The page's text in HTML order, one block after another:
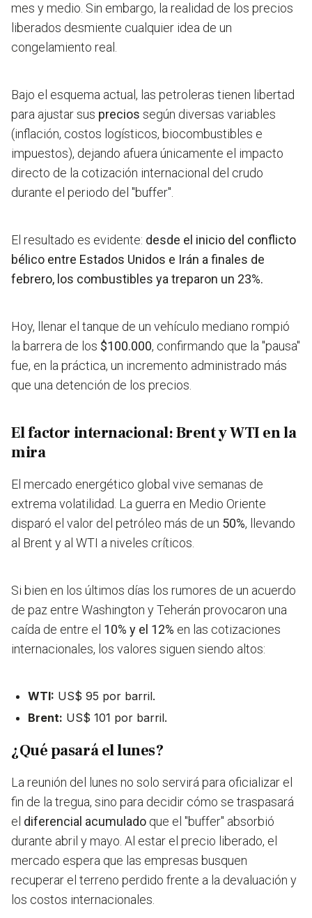
mes y medio. Sin embargo, la realidad de los precios
liberados desmiente cualquier idea de un
congelamiento real.
Bajo el esquema actual, las petroleras tienen libertad
para ajustar sus precios según diversas variables
(inflación, costos logísticos, biocombustibles e
impuestos), dejando afuera únicamente el impacto
directo de la cotización internacional del crudo
durante el periodo del "buffer".
El resultado es evidente: desde el inicio del conflicto
bélico entre Estados Unidos e Irán a finales de
febrero, los combustibles ya treparon un 23%.
Hoy, llenar el tanque de un vehículo mediano rompió
la barrera de los $100.000, confirmando que la "pausa"
fue, en la práctica, un incremento administrado más
que una detención de los precios.
El factor internacional: Brent y WTI en la
mira
El mercado energético global vive semanas de
extrema volatilidad. La guerra en Medio Oriente
disparó el valor del petróleo más de un 50%, llevando
al Brent y al WTI a niveles críticos.
Si bien en los últimos días los rumores de un acuerdo
de paz entre Washington y Teherán provocaron una
caída de entre el 10% y el 12% en las cotizaciones
internacionales, los valores siguen siendo altos:
WTI: US$ 95 por barril.
Brent: US$ 101 por barril.
¿Qué pasará el lunes?
La reunión del lunes no solo servirá para oficializar el
fin de la tregua, sino para decidir cómo se traspasará
el diferencial acumulado que el "buffer" absorbió
durante abril y mayo. Al estar el precio liberado, el
mercado espera que las empresas busquen
recuperar el terreno perdido frente a la devaluación y
los costos internacionales.